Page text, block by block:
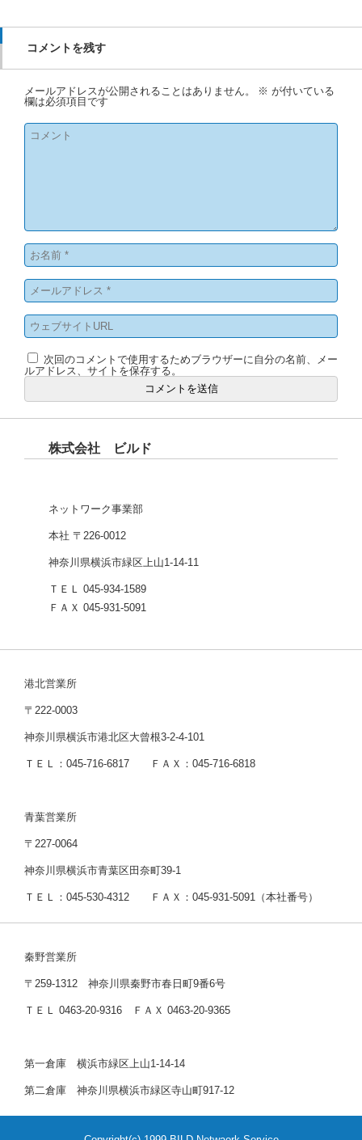
コメントを残す
メールアドレスが公開されることはありません。 ※ が付いている
欄は必須項目です
次回のコメントで使用するためブラウザーに自分の名前、メー
ルアドレス、サイトを保存する。
株式会社 ビルド
ネットワーク事業部
本社 〒226-0012
神奈川県横浜市緑区上山1-14-11
ＴＥＬ 045-934-1589
ＦＡＸ 045-931-5091
港北営業所
〒222-0003
神奈川県横浜市港北区大曾根3-2-4-101
ＴＥＬ：045-716-6817 ＦＡＸ：045-716-6818
青葉営業所
〒227-0064
神奈川県横浜市青葉区田奈町39-1
ＴＥＬ：045-530-4312 ＦＡＸ：045-931-5091（本社番号）
秦野営業所
〒259-1312 神奈川県秦野市春日町9番6号
ＴＥＬ 0463-20-9316 ＦＡＸ 0463-20-9365
第一倉庫 横浜市緑区上山1-14-14
第二倉庫 神奈川県横浜市緑区寺山町917-12